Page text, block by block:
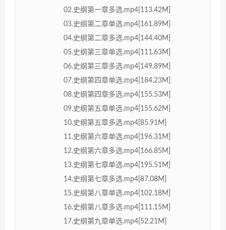
02.史纲第一章多选.mp4[113.42M]
03.史纲第二章单选.mp4[161.89M]
04.史纲第二章多选.mp4[144.40M]
05.史纲第三章单选.mp4[111.63M]
06.史纲第三章多选.mp4[149.89M]
07.史纲第四章单选.mp4[184.23M]
08.史纲第四章多选.mp4[155.53M]
09.史纲第五章单选.mp4[155.62M]
10.史纲第五章多选.mp4[85.91M]
11.史纲第六章单选.mp4[196.31M]
12.史纲第六章多选.mp4[166.85M]
13.史纲第七章单选.mp4[195.51M]
14.史纲第七章多选.mp4[87.08M]
15.史纲第八章单选.mp4[102.18M]
16.史纲第八章多选.mp4[111.15M]
17.史纲第九章单选.mp4[52.21M]